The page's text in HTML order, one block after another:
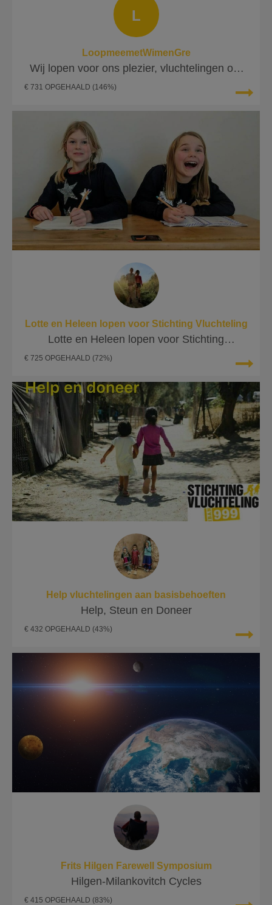
L
LoopmeemetWimenGre
Wij lopen voor ons plezier, vluchtelingen om
te overleven
€ 731 OPGEHAALD (146%)
Lotte en Heleen lopen voor Stichting Vluchteling
Lotte en Heleen lopen voor Stichting
Vluchteling
€ 725 OPGEHAALD (72%)
Help vluchtelingen aan basisbehoeften
Help, Steun en Doneer
€ 432 OPGEHAALD (43%)
Frits Hilgen Farewell Symposium
Hilgen-Milankovitch Cycles
€ 415 OPGEHAALD (83%)